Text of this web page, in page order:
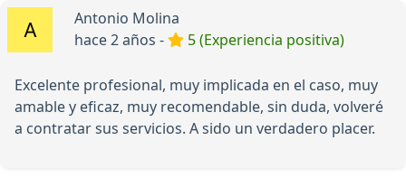
Antonio Molina
hace 2 años -
5 (Experiencia positiva)
Excelente profesional, muy implicada en el caso, muy
amable y eficaz, muy recomendable, sin duda, volveré
a contratar sus servicios. A sido un verdadero placer.